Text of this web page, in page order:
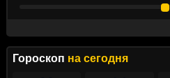
Гороскоп на сегодня